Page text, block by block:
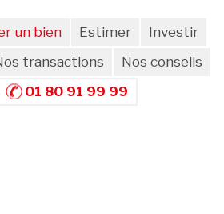
un bien Estimer
Investir
transactions
Nos conseils
01 80 91 99 99